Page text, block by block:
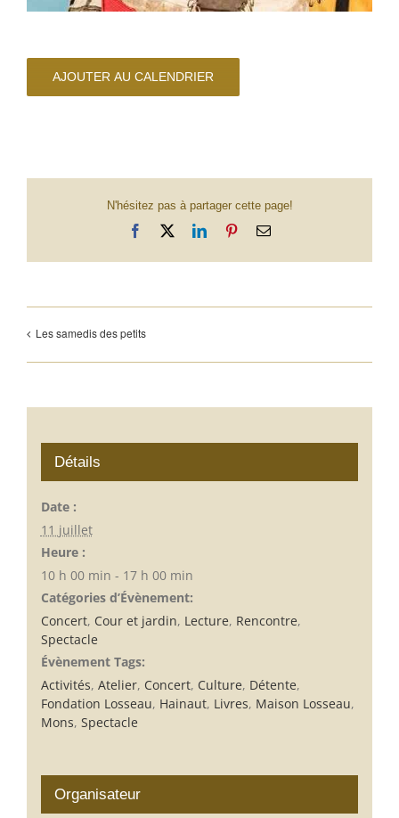
AJOUTER AU CALENDRIER
N'hésitez pas à partager cette page!
Facebook LinkedInPinterestEmail
Les samedis des petits
Détails
Date :
11 juillet
Heure :
10 h 00 min - 17 h 00 min
Catégories d’Évènement:
Concert, Cour et jardin, Lecture, Rencontre,
Spectacle
Évènement Tags:
Activités, Atelier, Concert, Culture, Détente,
Fondation Losseau, Hainaut, Livres, Maison Losseau,
Mons, Spectacle
Organisateur